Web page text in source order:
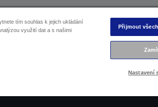
Prohlášení o
tím souhlas k jejich ukládání
využití dat a s našimi
Přijmout
Nastavení